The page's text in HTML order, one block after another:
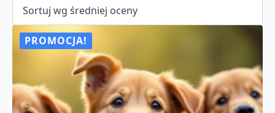
PROMOCJA!